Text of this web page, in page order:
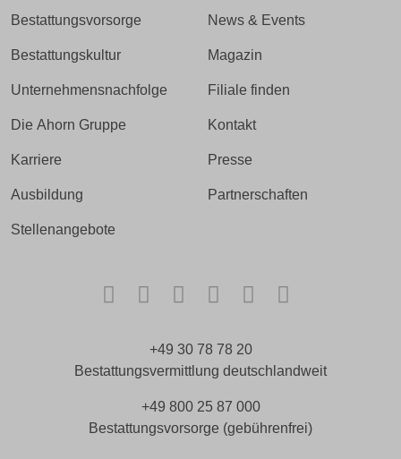
Bestattungsvorsorge
Bestattungskultur
Unternehmensnachfolge
Die Ahorn Gruppe
Karriere
Ausbildung
Stellenangebote
News & Events
Magazin
Filiale finden
Kontakt
Presse
Partnerschaften
+49 30 78 78 20
Bestattungsvermittlung deutschlandweit
+49 800 25 87 000
Bestattungsvorsorge (gebührenfrei)